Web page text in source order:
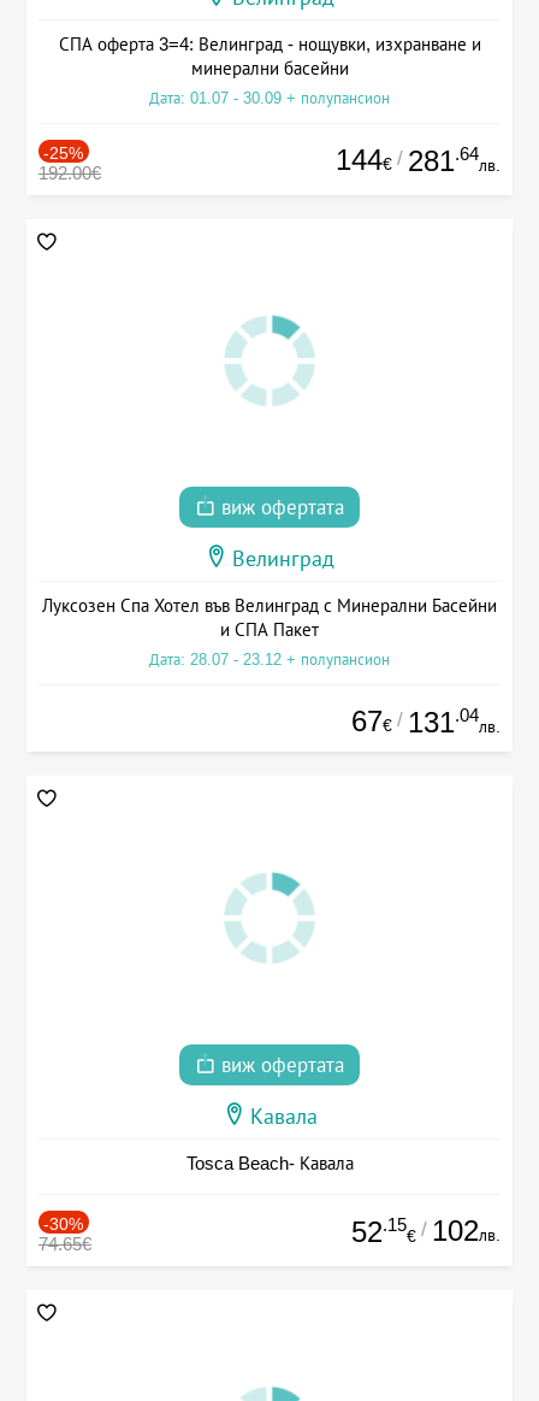
СПА оферта 3=4: Велинград - нощувки, изхранване и
минерални басейни
Дата: 01.07 - 30.09 + полупансион
-25%
192.00€ 144€ / 281.64
лв.
виж офертата
Велинград
Луксозен Спа Хотел във Велинград с Минерални Басейни
и СПА Пакет
Дата: 28.07 - 23.12 + полупансион
67€ / 131.04
лв.
виж офертата
Кавала
Tosca Beach- Кавала
-30%
74.65€ 52.15
€ / 102лв.